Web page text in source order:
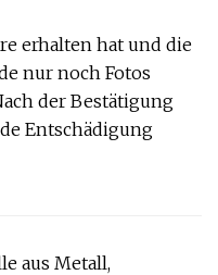
erhalten hat und die
nur noch Fotos
der Bestätigung
Entschädigung
aus Metall,